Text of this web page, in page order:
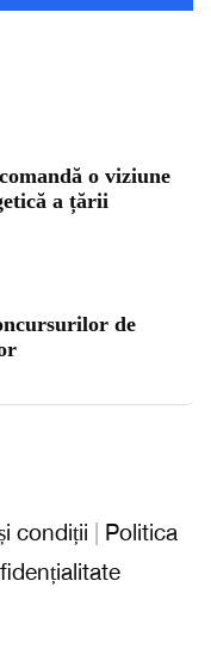
o viziune
a țării
de
condiții
Politica